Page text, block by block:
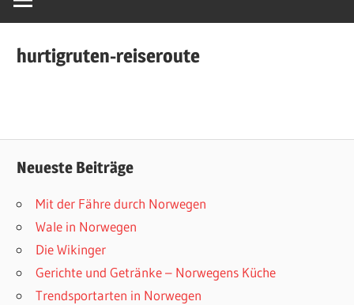
hurtigruten-reiseroute
Neueste Beiträge
Mit der Fähre durch Norwegen
Wale in Norwegen
Die Wikinger
Gerichte und Getränke – Norwegens Küche
Trendsportarten in Norwegen